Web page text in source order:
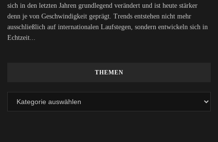
sich in den letzten Jahren grundlegend verändert und ist heute stärker
denn je von Geschwindigkeit geprägt. Trends entstehen nicht mehr
ausschließlich auf internationalen Laufstegen, sondern entwickeln sich in
Echtzeit...
THEMEN